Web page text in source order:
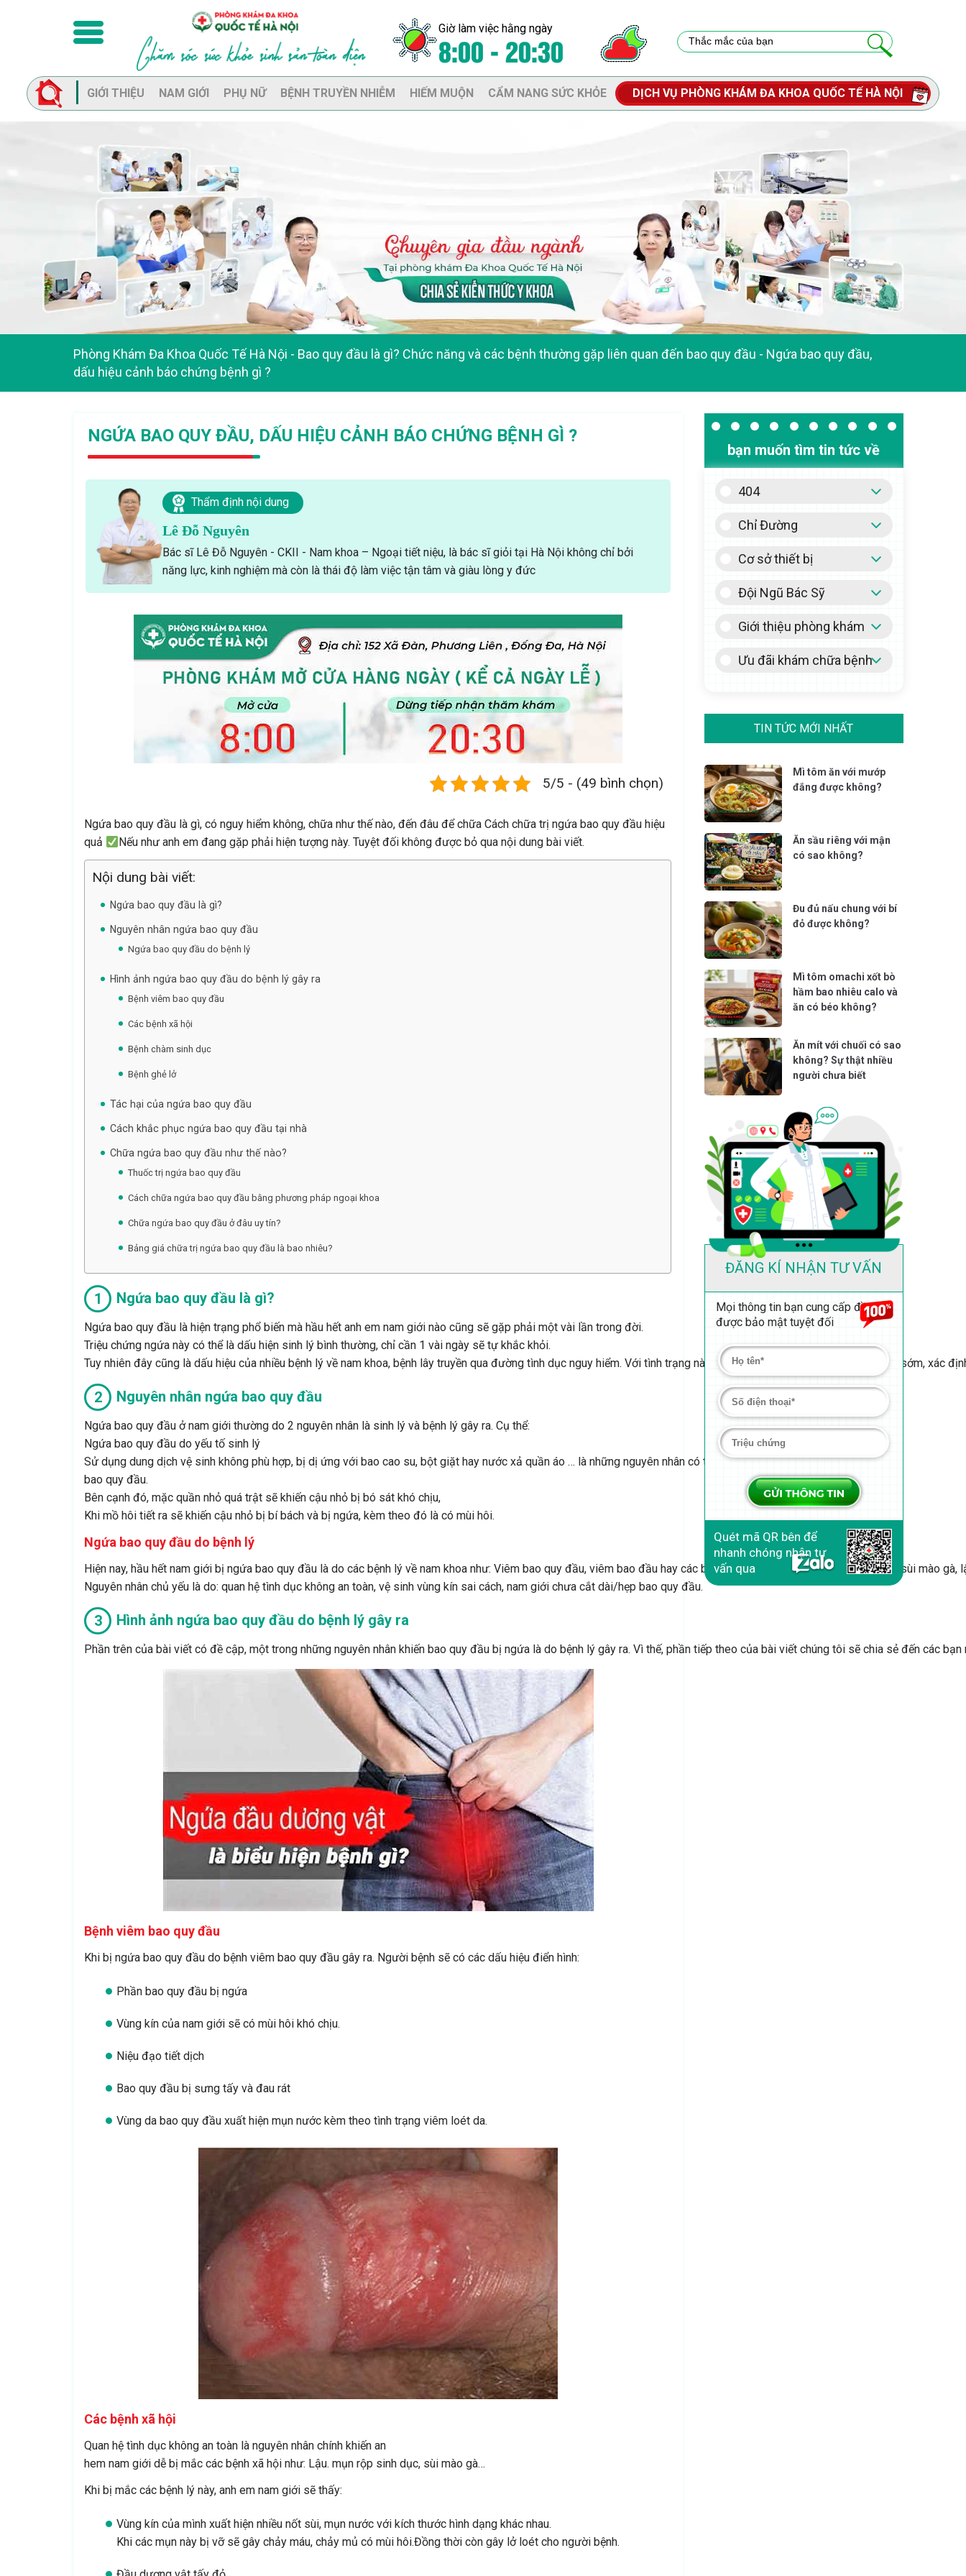
Giờ làm việc hằng ngày
8:00 - 20:30
GIỚI THIỆU NAM GIỚI PHỤ NỮ BỆNH TRUYỀN NHIỄM HIẾM MUỘN CẨM NANG SỨC KHỎE DỊCH VỤ PHÒNG KHÁM ĐA KHOA QUỐC TẾ HÀ NỘI
Phòng Khám Đa Khoa Quốc Tế Hà Nội - Bao quy đầu là gì? Chức năng và các bệnh thường gặp liên quan đến bao quy đầu - Ngứa bao quy đầu,
dấu hiệu cảnh báo chứng bệnh gì ?
NGỨA BAO QUY ĐẦU, DẤU HIỆU CẢNH BÁO CHỨNG BỆNH GÌ ?
Thẩm định nội dung
Lê Đỗ Nguyên
Bác sĩ Lê Đỗ Nguyên - CKII - Nam khoa – Ngoại tiết niệu, là bác sĩ giỏi tại Hà Nội không chỉ bởi
năng lực, kinh nghiệm mà còn là thái độ làm việc tận tâm và giàu lòng y đức
5/5 - (49 bình chọn)
Ngứa bao quy đầu là gì, có nguy hiểm không, chữa như thế nào, đến đâu để chữa Cách chữa trị ngứa bao quy đầu hiệu
quả
Nếu như anh em đang gặp phải hiện tượng này. Tuyệt đối không được bỏ qua nội dung bài viết.
Nội dung bài viết:
Ngứa bao quy đầu là gì?
Nguyên nhân ngứa bao quy đầu
Ngứa bao quy đầu do bệnh lý
Hình ảnh ngứa bao quy đầu do bệnh lý gây ra
Bệnh viêm bao quy đầu
Các bệnh xã hội
Bệnh chàm sinh dục
Bệnh ghẻ lở
Tác hại của ngứa bao quy đầu
Cách khắc phục ngứa bao quy đầu tại nhà
Chữa ngứa bao quy đầu như thế nào?
Thuốc trị ngứa bao quy đầu
Cách chữa ngứa bao quy đầu bằng phương pháp ngoại khoa
Chữa ngứa bao quy đầu ở đâu uy tín?
Bảng giá chữa trị ngứa bao quy đầu là bao nhiêu?
Ngứa bao quy đầu là gì?
Ngứa bao quy đầu là hiện trạng phổ biến mà hầu hết anh em nam giới nào cũng sẽ gặp phải một vài lần trong đời.
Triệu chứng ngứa này có thể là dấu hiện sinh lý bình thường, chỉ cần 1 vài ngày sẽ tự khắc khỏi.
Tuy nhiên đây cũng là dấu hiệu của nhiều bệnh lý về nam khoa, bệnh lây truyền qua đường tình dục nguy hiểm. Với tình trạng này anh em nam giới cần phải thăm khám sớm, xác
Nguyên nhân ngứa bao quy đầu
Ngứa bao quy đầu ở nam giới thường do 2 nguyên nhân là sinh lý và bệnh lý gây ra. Cụ thể:
Ngứa bao quy đầu do yếu tố sinh lý
Sử dụng dung dịch vệ sinh không phù hợp, bị dị ứng với bao cao su, bột giặt hay nước xả quần áo … là những nguyên nhân có thể khiến cánh mày râu bị ngứa ở
bao quy đầu.
Bên cạnh đó, mặc quần nhỏ quá trật sẽ khiến cậu nhỏ bị bó sát khó chịu,
Khi mồ hôi tiết ra sẽ khiến cậu nhỏ bị bí bách và bị ngứa, kèm theo đó là có mùi hôi.
Ngứa bao quy đầu do bệnh lý
Hiện nay, hầu hết nam giới bị ngứa bao quy đầu là do các bệnh lý về nam khoa như: Viêm bao quy đầu, viêm bao đầu hay các bệnh lây truyền qua đường tình dục như: sùi mào gà,
Nguyên nhân chủ yếu là do: quan hệ tình dục không an toàn, vệ sinh vùng kín sai cách, nam giới chưa cắt dài/hẹp bao quy đầu.
Hình ảnh ngứa bao quy đầu do bệnh lý gây ra
Phần trên của bài viết có đề cập, một trong những nguyên nhân khiến bao quy đầu bị ngứa là do bệnh lý gây ra. Vì thế, phần tiếp theo của bài viết chúng tôi sẽ chia sẻ đến các
Bệnh viêm bao quy đầu
Khi bị ngứa bao quy đầu do bệnh viêm bao quy đầu gây ra. Người bệnh sẽ có các dấu hiệu điển hình:
Phần bao quy đầu bị ngứa
Vùng kín của nam giới sẽ có mùi hôi khó chịu.
Niệu đạo tiết dịch
Bao quy đầu bị sưng tấy và đau rát
Vùng da bao quy đầu xuất hiện mụn nước kèm theo tình trạng viêm loét da.
Các bệnh xã hội
Quan hệ tình dục không an toàn là nguyên nhân chính khiến an
hem nam giới dễ bị mắc các bệnh xã hội như: Lậu. mụn rộp sinh dục, sùi mào gà…
Khi bị mắc các bệnh lý này, anh em nam giới sẽ thấy:
Vùng kín của mình xuất hiện nhiều nốt sùi, mụn nước với kích thước hình dạng khác nhau.
Khi các mụn này bị vỡ sẽ gây chảy máu, chảy mủ có mùi hôi.Đồng thời còn gây lở loét cho người bệnh.
bạn muốn tìm tin tức về
404
Chỉ Đường
Cơ sở thiết bị
Đội Ngũ Bác Sỹ
Giới thiệu phòng khám
Ưu đãi khám chữa bệnh
TIN TỨC MỚI NHẤT
Mì tôm ăn với mướp
đắng được không?
Ăn sầu riêng với mận
có sao không?
Đu đủ nấu chung với bí
đỏ được không?
Mì tôm omachi xốt bò
hầm bao nhiêu calo và
ăn có béo không?
Ăn mít với chuối có sao
không? Sự thật nhiều
người chưa biết
ĐĂNG KÍ NHẬN TƯ VẤN
Mọi thông tin bạn cung cấp đều
được bảo mật tuyệt đối
Quét mã QR bên để
nhanh chóng nhận tư
vấn qua